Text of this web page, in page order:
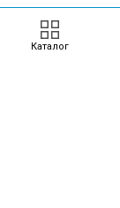
Каталог